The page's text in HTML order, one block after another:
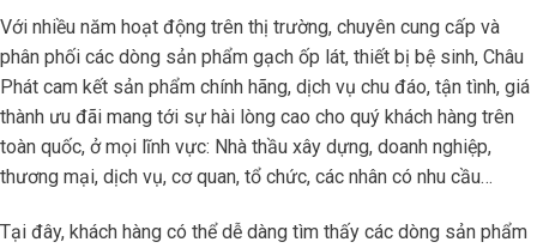
Với nhiều năm hoạt động trên thị trường, chuyên cung cấp và
phân phối các dòng sản phẩm gạch ốp lát, thiết bị bệ sinh, Châu
Phát cam kết sản phẩm chính hãng, dịch vụ chu đáo, tận tình, giá
thành ưu đãi mang tới sự hài lòng cao cho quý khách hàng trên
toàn quốc, ở mọi lĩnh vực: Nhà thầu xây dựng, doanh nghiệp,
thương mại, dịch vụ, cơ quan, tổ chức, các nhân có nhu cầu…
Tại đây, khách hàng có thể dễ dàng tìm thấy các dòng sản phẩm